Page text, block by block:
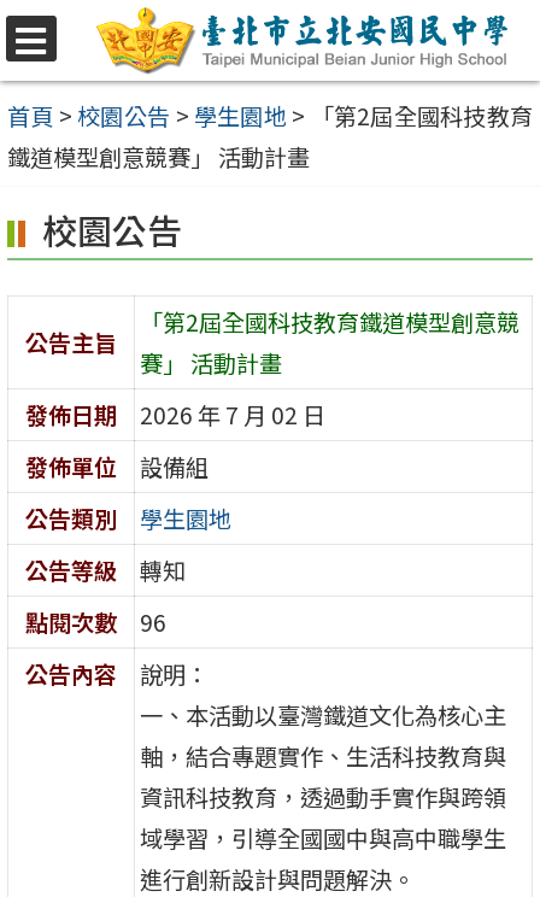
選
單
跳
至
主
要
容
區
首頁 >校園公告 > 學生園地 >
「第2屆全國科技教育
鐵道模型創意競賽」 活動計畫
校園公告
公告主旨
「第2屆全國科技教育鐵道模型創意競
賽」 活動計畫
發佈日期
2026 年 7 月 02 日
發佈單位
設備組
公告類別
學生園地
公告等級
轉知
點閱次數
96
公告內容
說明：
一、本活動以臺灣鐵道文化為核心主
軸，結合專題實作、生活科技教育與
資訊科技教育，透過動手實作與跨領
域學習，引導全國國中與高中職學生
進行創新設計與問題解決。